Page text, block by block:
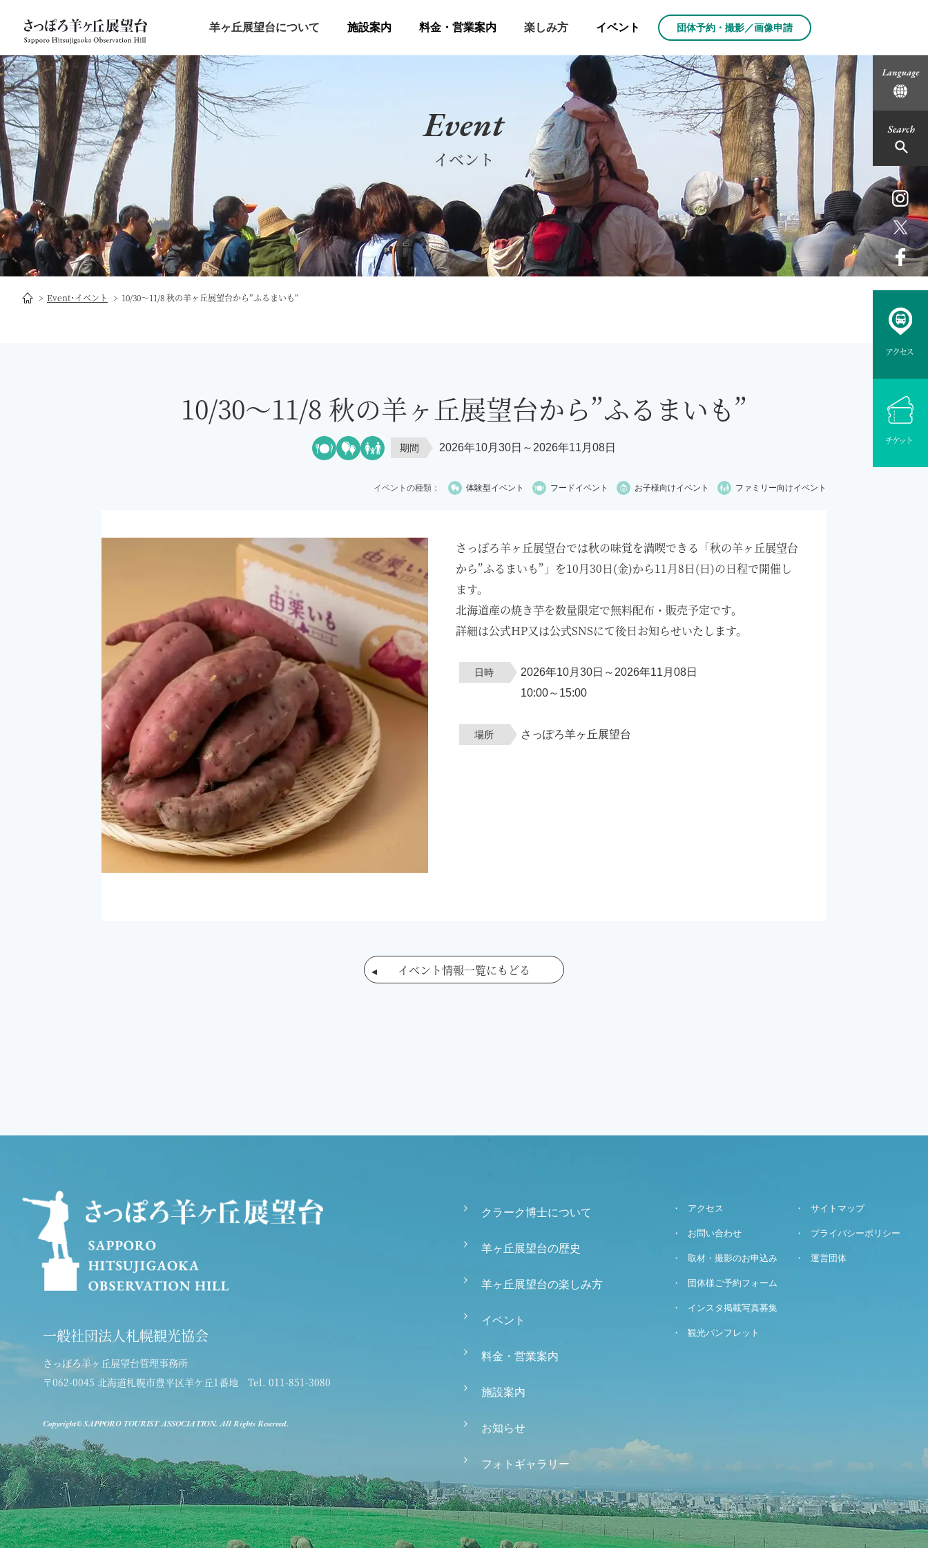
アクセス
チケット
羊ヶ丘展望台について 施設案内 料金・営業案内 楽しみ方 イベント 団体予約・撮影／画像申請
Event
イベント
Event･イベント 10/30～11/8 秋の羊ヶ丘展望台から”ふるまいも”
10/30～11/8 秋の羊ヶ丘展望台から”ふるまいも”
期間 2026年10月30日～2026年11月08日
イベントの種類： 体験型イベント フードイベント お子様向けイベント ファミリー向けイベント
さっぽろ羊ヶ丘展望台では秋の味覚を満喫できる「秋の羊ヶ丘展望台
から”ふるまいも”」を10月30日(金)から11月8日(日)の日程で開催し
ます。
北海道産の焼き芋を数量限定で無料配布・販売予定です。
詳細は公式HP又は公式SNSにて後日お知らせいたします。
日時
2026年10月30日～2026年11月08日
10:00～15:00
場所 さっぽろ羊ヶ丘展望台
イベント情報一覧にもどる
一般社団法人札幌観光協会
さっぽろ羊ヶ丘展望台管理事務所
〒062-0045 北海道札幌市豊平区羊ケ丘1番地 Tel. 011-851-3080
Copyright© SAPPORO TOURIST ASSOCIATION. All Rights Reserved.
クラーク博士について
羊ヶ丘展望台の歴史
羊ヶ丘展望台の楽しみ方
イベント
料金・営業案内
施設案内
お知らせ
フォトギャラリー
アクセス
お問い合わせ
取材・撮影のお申込み
団体様ご予約フォーム
インスタ掲載写真募集
観光パンフレット
サイトマップ
プライバシーポリシー
運営団体